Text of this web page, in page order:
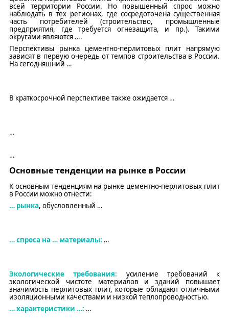
всей территории России. Но повышенный спрос можно
наблюдать в тех регионах, где сосредоточена существенная
часть потребителей (строительство, промышленные
предприятия, где требуется огнезащита, и пр.). Такими
округами являются ….
Перспективы рынка цементно-перлитовых плит напрямую
зависят в первую очередь от темпов строительства в России.
На сегодняшний …
В краткосрочной перспективе также ожидается …
…
…
Основные тенденции на рынке в России
К основным тенденциям на рынке цементно-перлитовых плит
в России можно отнести:
… рынка, обусловленный …
…спроса на … материалы: …
Экологические требования: усиление требований к
экологической чистоте материалов и зданий повышает
значимость перлитовых плит, которые обладают отличными
изоляционными качествами и низкой теплопроводностью.
…характеристики …: …